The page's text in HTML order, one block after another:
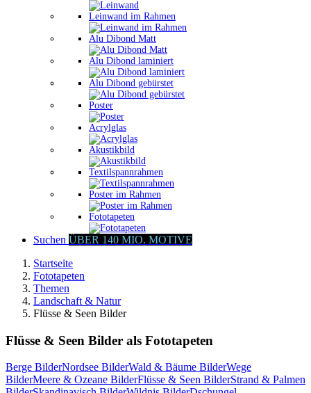
Leinwand im Rahmen
Alu Dibond Matt
Alu Dibond laminiert
Alu Dibond gebürstet
Poster
Acrylglas
Akustikbild
Textilspannrahmen
Poster im Rahmen
Fototapeten
Suchen ÜBER 140 MIO. MOTIVE
Startseite
Fototapeten
Themen
Landschaft & Natur
Flüsse & Seen Bilder
Flüsse & Seen Bilder als Fototapeten
Berge BilderNordsee BilderWald & Bäume BilderWege
BilderMeere & Ozeane BilderFlüsse & Seen BilderStrand & Palmen